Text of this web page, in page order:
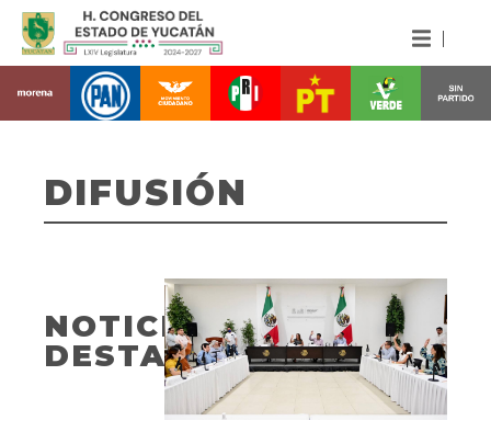
DIFUSIÓN
NOTICIAS
DESTACADAS